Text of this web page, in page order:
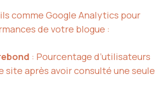
comme Google Analytics pour
de votre blogue :
: Pourcentage d’utilisateurs
site après avoir consulté une seule